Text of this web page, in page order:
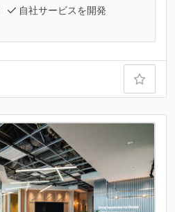
自社サービスを開発